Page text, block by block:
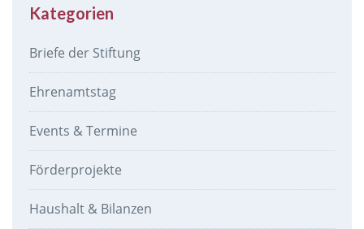
Kategorien
Briefe der Stiftung
Ehrenamtstag
Events & Termine
Förderprojekte
Haushalt & Bilanzen